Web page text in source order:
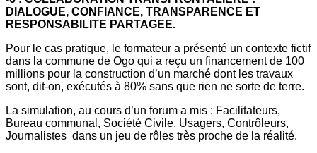
DIALOGUE, CONFIANCE, TRANSPARENCE ET
RESPONSABILITE PARTAGEE.
Pour le cas pratique, le formateur a présenté un contexte fictif
dans la commune de Ogo qui a reçu un financement de 100
millions pour la construction d’un marché dont les travaux
sont, dit-on, exécutés à 80% sans que rien ne sorte de terre.
La simulation, au cours d’un forum a mis : Facilitateurs,
Bureau communal, Société Civile, Usagers, Contrôleurs,
Journalistes dans un jeu de rôles très proche de la réalité.